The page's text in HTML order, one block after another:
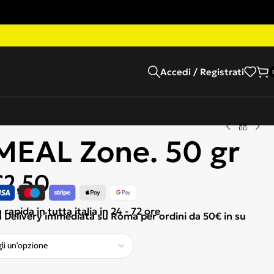
Accedi / Registrati
Zone. 50 gr
2,50
rapida in tutta italia in 24 - 72 ore
Delivery immediata su Roma per ordini da 50€ in su